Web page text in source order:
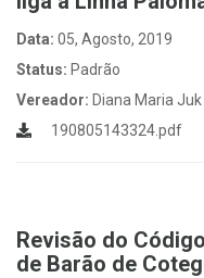
Data: 05, Agosto, 2019
Status: Padrão
Vereador: Diana Maria Juk
190805143324.pdf
Revisão do
de Barão de